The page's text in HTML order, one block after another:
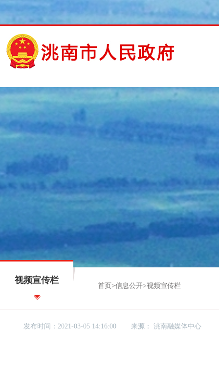
视频宣传栏
首页 >信息公开>视频宣传栏
发布时间：2021-03-05 14:16:00 来源：洮南融媒体中心